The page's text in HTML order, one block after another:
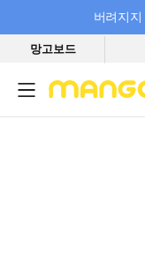
버려지지
필요한 만큼 충전하고
망고보드